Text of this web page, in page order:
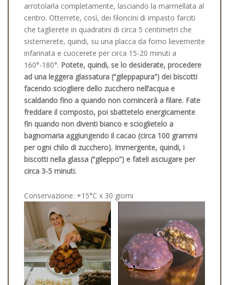
arrotolarla completamente, lasciando la marmellata al
centro. Otterrete, così, dei filoncini di impasto farciti
che taglierete in quadratini di circa 5 centimetri che
sistemerete, quindi, su una placca da forno lievemente
infarinata e cuocerete per circa 15-20 minuti a
160°-180°. Potete, quindi, se lo desiderate, procedere
ad una leggera glassatura (“gileppapura”) dei biscotti
facendo sciogliere dello zucchero nell’acqua e
scaldando fino a quando non comincerà a filare. Fate
freddare il composto, poi sbattetelo energicamente
fin quando non diventi bianco e scioglietelo a
bagnomaria aggiungendo il cacao (circa 100 grammi
per ogni chilo di zucchero). Immergente, quindi, i
biscotti nella glassa (“gileppo”) e fateli asciugare per
circa 3-5 minuti.
Conservazione: +15°C x 30 giorni